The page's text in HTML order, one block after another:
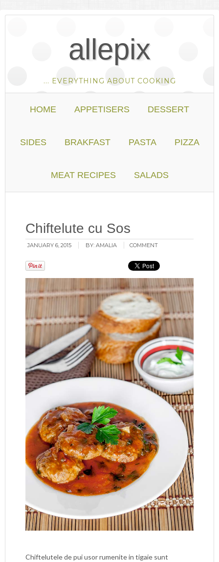
allepix
... EVERYTHING ABOUT COOKING
HOME APPETISERS DESSERT
SIDES BRAKFAST PASTA PIZZA
MEAT RECIPES SALADS
Chiftelute cu Sos
JANUARY 6, 2015 BY:AMALIA COMMENT
Chiftelutele de pui usor rumenite in tigaie sunt